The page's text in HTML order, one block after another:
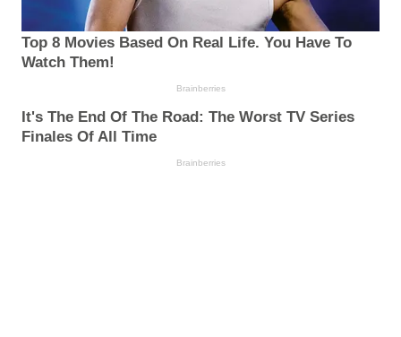
Top 8 Movies Based On Real Life. You Have To
Watch Them!
Brainberries
It's The End Of The Road: The Worst TV Series
Finales Of All Time
Brainberries